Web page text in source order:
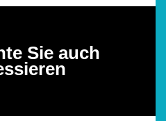
Sie auch